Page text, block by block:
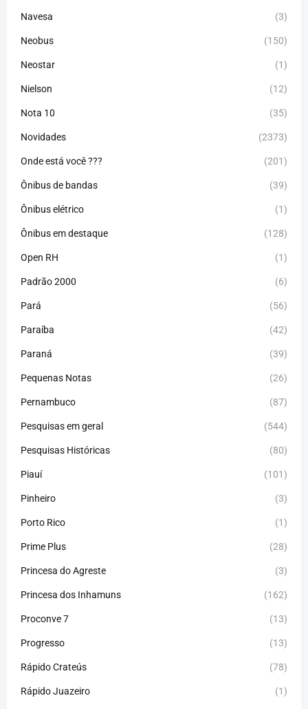
Navesa (3)
Neobus (150)
Neostar (1)
Nielson (12)
Nota 10 (35)
Novidades (2373)
Onde está você ??? (201)
Ônibus de bandas (39)
Ônibus elétrico (1)
Ônibus em destaque (128)
Open RH (1)
Padrão 2000 (6)
Pará (56)
Paraíba (42)
Paraná (39)
Pequenas Notas (26)
Pernambuco (87)
Pesquisas em geral (544)
Pesquisas Históricas (80)
Piauí (101)
Pinheiro (3)
Porto Rico (1)
Prime Plus (28)
Princesa do Agreste (3)
Princesa dos Inhamuns (162)
Proconve 7 (13)
Progresso (13)
Rápido Crateús (78)
Rápido Juazeiro (1)